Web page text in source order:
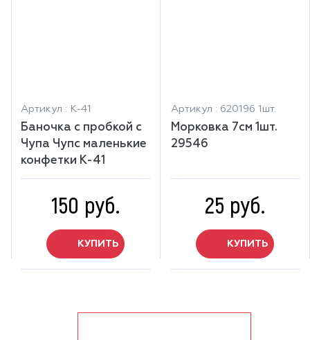
Артикул : К-41
Баночка с пробкой с
Чупа Чупс маленькие
конфетки К-41
150 руб.
КУПИТЬ
Артикул : 620196 1шт.
Морковка 7см 1шт.
29546
25 руб.
КУПИТЬ